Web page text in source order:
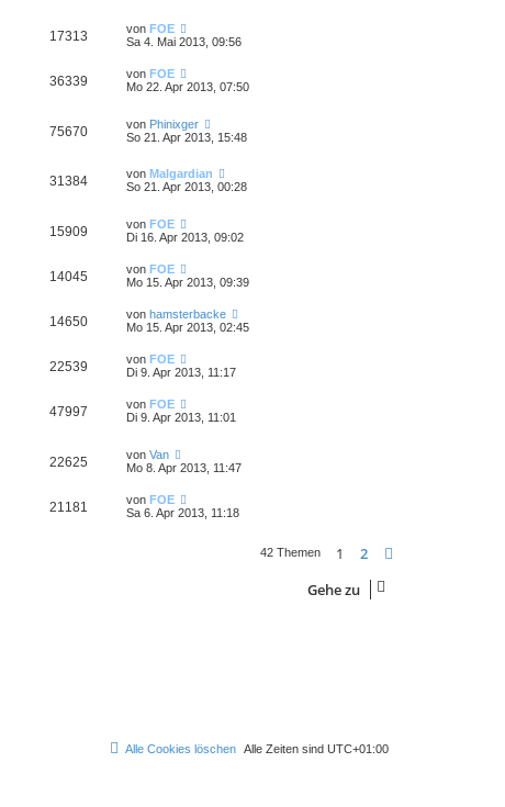
17313 von FOE
Sa 4. Mai 2013, 09:56
36339 von FOE
Mo 22. Apr 2013, 07:50
75670 von Phinixger
So 21. Apr 2013, 15:48
31384 von Malgardian
So 21. Apr 2013, 00:28
15909 von FOE
Di 16. Apr 2013, 09:02
14045 von FOE
Mo 15. Apr 2013, 09:39
14650 von hamsterbacke
Mo 15. Apr 2013, 02:45
22539 von FOE
Di 9. Apr 2013, 11:17
47997 von FOE
Di 9. Apr 2013, 11:01
22625 von Van
Mo 8. Apr 2013, 11:47
21181 von FOE
Sa 6. Apr 2013, 11:18
42 Themen 1 2
Gehe zu
Alle Zeiten sind UTC+01:00
Alle Cookies löschen